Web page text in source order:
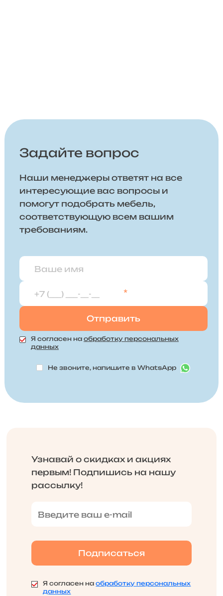
Задайте вопрос
Наши менеджеры ответят на все
интересующие вас вопросы и
помогут подобрать мебель,
соответствующую всем вашим
требованиям.
*
Я согласен на обработку персональных
данных
Не звоните, напишите в WhatsApp
Узнавай о скидках и акциях
первым! Подпишись на нашу
рассылку!
Я согласен наобработку персональных
данных